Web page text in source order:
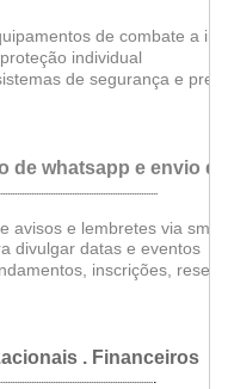
de combate a
individual
de segurança e
de whatsapp e envio
avisos e lembretes via sms
divulgar datas e eventos
inscrições,
. Financeiros
.